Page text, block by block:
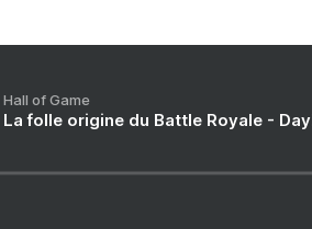
Hall of Game
La folle origine du Battle Royale -